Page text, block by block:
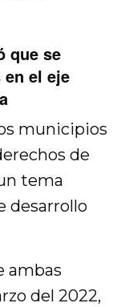
que se
el eje
municipios
de
tema
desarrollo
ambas
del 2022,